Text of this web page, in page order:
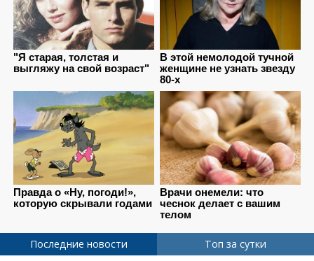
Последние новости Топ за сутки